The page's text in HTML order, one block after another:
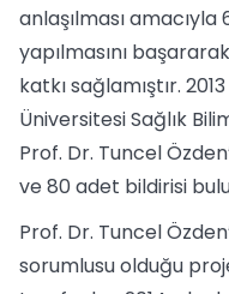
anlaşılması amacıyla
yapılmasını
katkı sağlamıştır.
Üniversitesi Sağlık
Prof. Dr. Tuncel
ve 80 adet bildirisi
Prof. Dr. Tuncel
sorumlusu olduğu